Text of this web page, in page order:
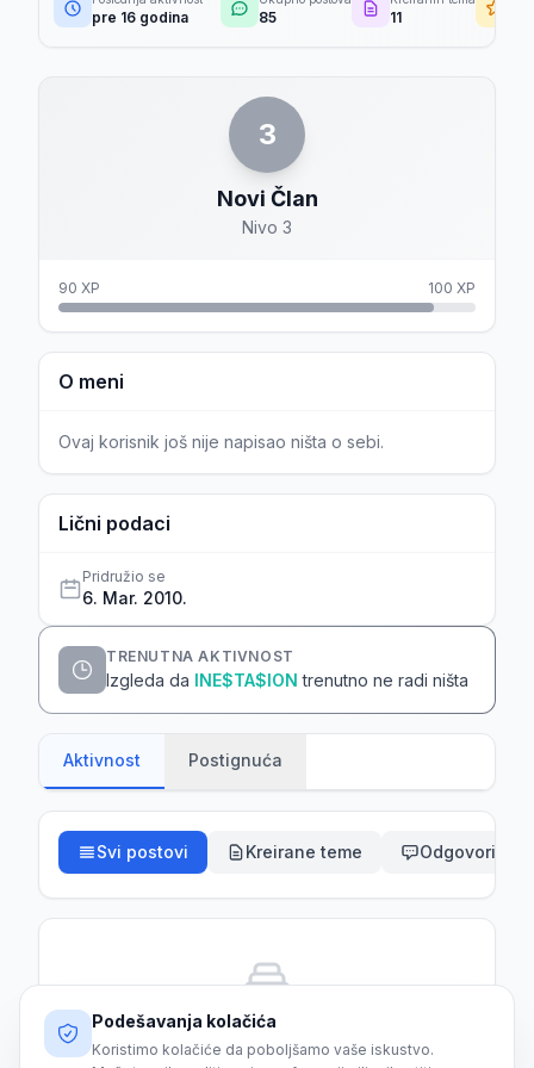
pre 16 godina 85 11
3
Novi Član
Nivo 3
90 XP 100 XP
O meni
Ovaj korisnik još nije napisao ništa o sebi.
Lični podaci
Pridružio se
6. Mar. 2010.
TRENUTNA AKTIVNOST
Izgleda da INE$TA$ION trenutno ne radi ništa
Aktivnost Postignuća
Svi postovi Kreirane teme Odgovori
Još nema aktivnosti
Podešavanja kolačića
Koristimo kolačiće da poboljšamo vaše iskustvo.